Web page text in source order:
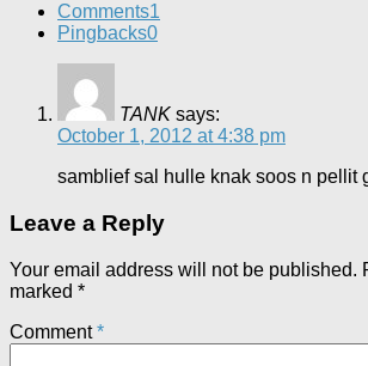
Comments1
Pingbacks0
TANK says:
October 1, 2012 at 4:38 pm
samblief sal hulle knak soos n pellit
Leave a Reply
Your email address will not be published.
marked *
Comment*